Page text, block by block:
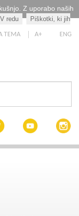
Z uporabo naših
V redu
Piškotki, ki jih
TEMA A+ ENG